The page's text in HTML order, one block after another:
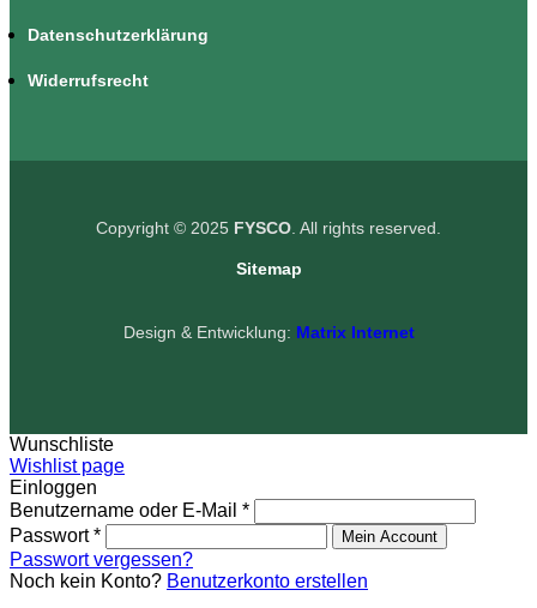
Datenschutzerklärung
Widerrufsrecht
Copyright © 2025 FYSCO . All rights reserved.
Sitemap
Design & Entwicklung: Matrix Internet
Wunschliste
Wishlist page
Einloggen
Benutzername oder E-Mail *
Passwort* Mein Account
Passwort vergessen?
Noch kein Konto? Benutzerkonto erstellen